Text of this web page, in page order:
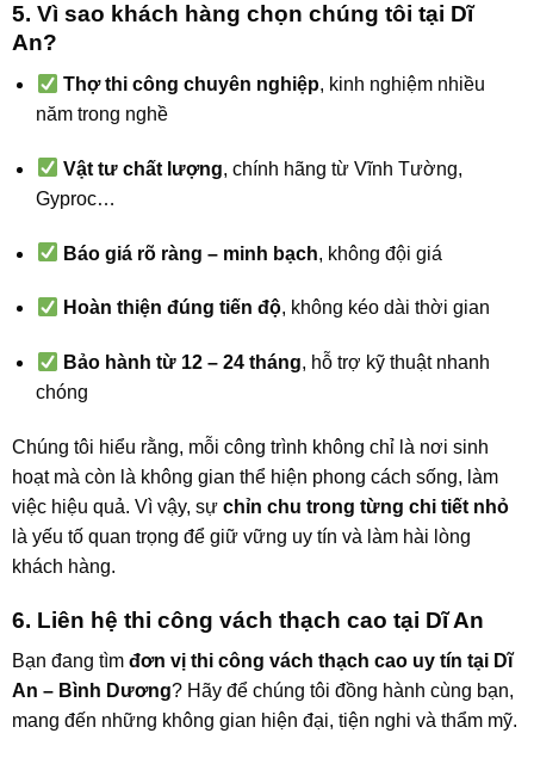
5. Vì sao khách hàng chọn chúng tôi tại Dĩ
An?
Thợ thi công chuyên nghiệp, kinh nghiệm nhiều
năm trong nghề
Vật tư chất lượng, chính hãng từ Vĩnh Tường,
Gyproc…
Báo giá rõ ràng – minh bạch, không đội giá
Hoàn thiện đúng tiến độ, không kéo dài thời gian
Bảo hành từ 12 – 24 tháng, hỗ trợ kỹ thuật nhanh
chóng
Chúng tôi hiểu rằng, mỗi công trình không chỉ là nơi sinh
hoạt mà còn là không gian thể hiện phong cách sống, làm
việc hiệu quả. Vì vậy, sự chỉn chu trong từng chi tiết nhỏ
là yếu tố quan trọng để giữ vững uy tín và làm hài lòng
khách hàng.
6. Liên hệ thi công vách thạch cao tại Dĩ An
Bạn đang tìm đơn vị thi công vách thạch cao uy tín tại Dĩ
An – Bình Dương? Hãy để chúng tôi đồng hành cùng bạn,
mang đến những không gian hiện đại, tiện nghi và thẩm mỹ.